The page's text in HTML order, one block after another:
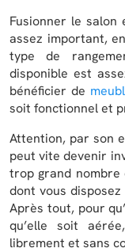
Fusionner le salon
assez important,
type de
disponible est
bénéficier de
soit fonctionnel et
Attention, par son
peut vite devenir
trop grand nombre
dont vous
Après tout, pour
qu’elle soit
librement et sans